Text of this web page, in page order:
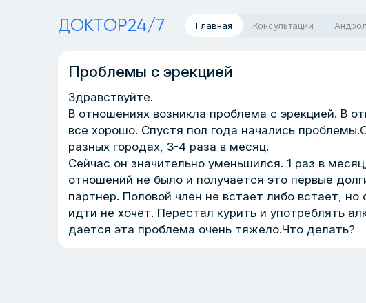
ДОКТОР24/7 Главная Консультации
Проблемы с эрекцией
Здравствуйте.
В отношениях возникла проблема с эрекцией. В
все хорошо. Спустя пол года начались
разных городах, 3-4 раза в месяц.
Сейчас он значительно уменьшился. 1 раз в
отношений не было и получается это первые
партнер. Половой член не встает либо встает,
идти не хочет. Перестал курить и употреблять
дается эта проблема очень тяжело.Что делать?